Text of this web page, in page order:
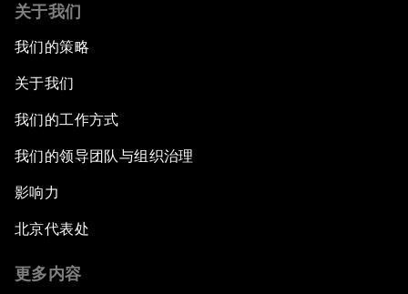
关于我们
我们的策略
关于我们
我们的工作方式
我们的领导团队与组织治理
影响力
北京代表处
更多内容